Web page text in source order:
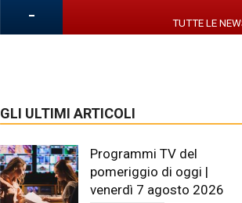
- TUTTE LE
GLI ULTIMI ARTICOLI
Programmi TV del
pomeriggio di oggi |
venerdì 7 agosto 2026